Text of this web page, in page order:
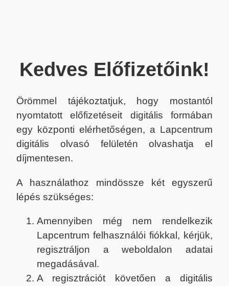
Kedves Előfizetőink!
Örömmel tájékoztatjuk, hogy mostantól
nyomtatott előfizetéseit digitális formában
egy központi elérhetőségen, a Lapcentrum
digitális olvasó felületén olvashatja el
díjmentesen.
A használathoz mindössze két egyszerű
lépés szükséges:
Amennyiben még nem rendelkezik
Lapcentrum felhasználói fiókkal, kérjük,
regisztráljon a weboldalon adatai
megadásával.
A regisztrációt követően a digitális